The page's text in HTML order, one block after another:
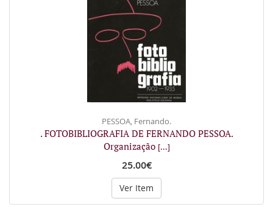
PESSOA, Fernando.
. FOTOBIBLIOGRAFIA DE FERNANDO PESSOA.
Organização [...]
25.00€
Ver Item